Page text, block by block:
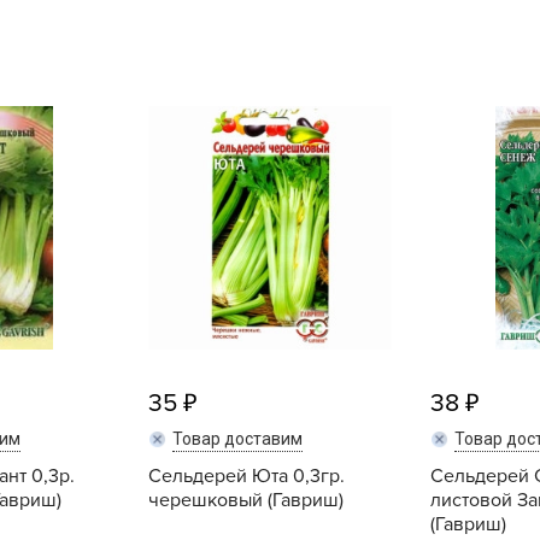
0,3р.
35
Товар доставим
Сельдерей Юта 0,3гр.
черешковый (Гавриш)
38
Товар
Сельдерей
листовой
(Гавриш)